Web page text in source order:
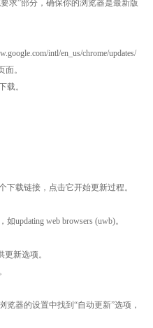
求”部分，确保你的浏览器是最新版
intl/en_us/chrome/updates/
。
载。
下载链接，点击它开始更新过程。
updating web browsers (uwb)。
新选项。
器的设置中找到“自动更新”选项，